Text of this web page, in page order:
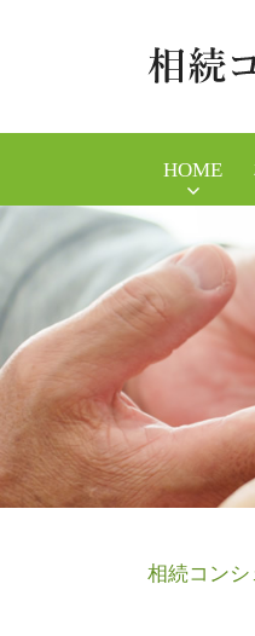
HOME
相続コン